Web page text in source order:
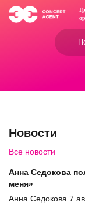
Перейти
Новости
Все новости
Анна Седокова
меня»
Анна Седокова 7